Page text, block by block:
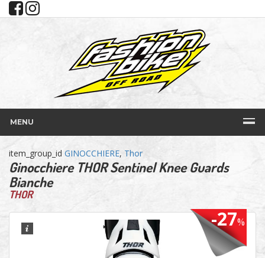
MENU
item_group_id GINOCCHIERE, Thor
Ginocchiere THOR Sentinel Knee Guards
Bianche
THOR
-27%